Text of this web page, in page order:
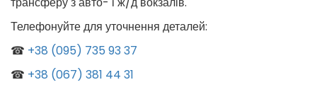
Телефонуйте для уточнення деталей:
☎ +38 (095) 735 93 37
☎ +38 (067) 381 44 31